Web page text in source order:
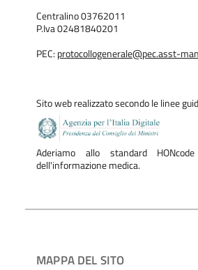
Centralino 03762011
P.Iva 02481840201
PEC: protocollogenerale@pec.asst-
Sito web realizzato secondo le linee
Aderiamo allo standard
dell'informazione medica.
MAPPA DEL SITO